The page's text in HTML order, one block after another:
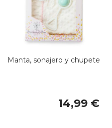
Manta, sonajero y chupete
14,99 €